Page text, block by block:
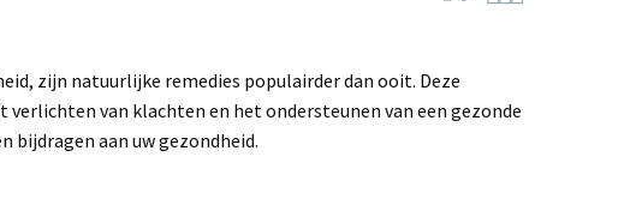
zijn natuurlijke remedies populairder dan ooit. Deze
van klachten en het ondersteunen van een gezonde
bijdragen aan uw gezondheid.